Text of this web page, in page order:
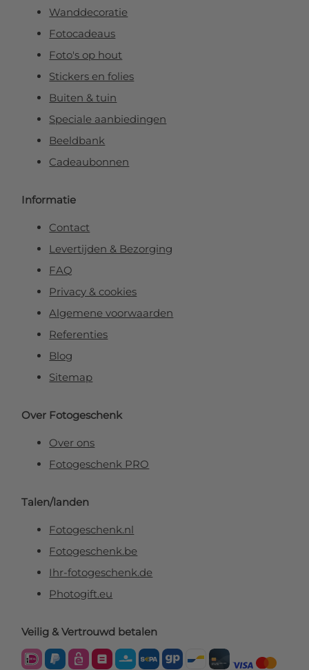
Wanddecoratie
Fotocadeaus
Foto's op hout
Stickers en folies
Buiten & tuin
Speciale aanbiedingen
Beeldbank
Cadeaubonnen
Informatie
Contact
Levertijden & Bezorging
FAQ
Privacy & cookies
Algemene voorwaarden
Referenties
Blog
Sitemap
Over Fotogeschenk
Over ons
Fotogeschenk PRO
Talen/landen
Fotogeschenk.nl
Fotogeschenk.be
Ihr-fotogeschenk.de
Photogift.eu
Veilig & Vertrouwd betalen